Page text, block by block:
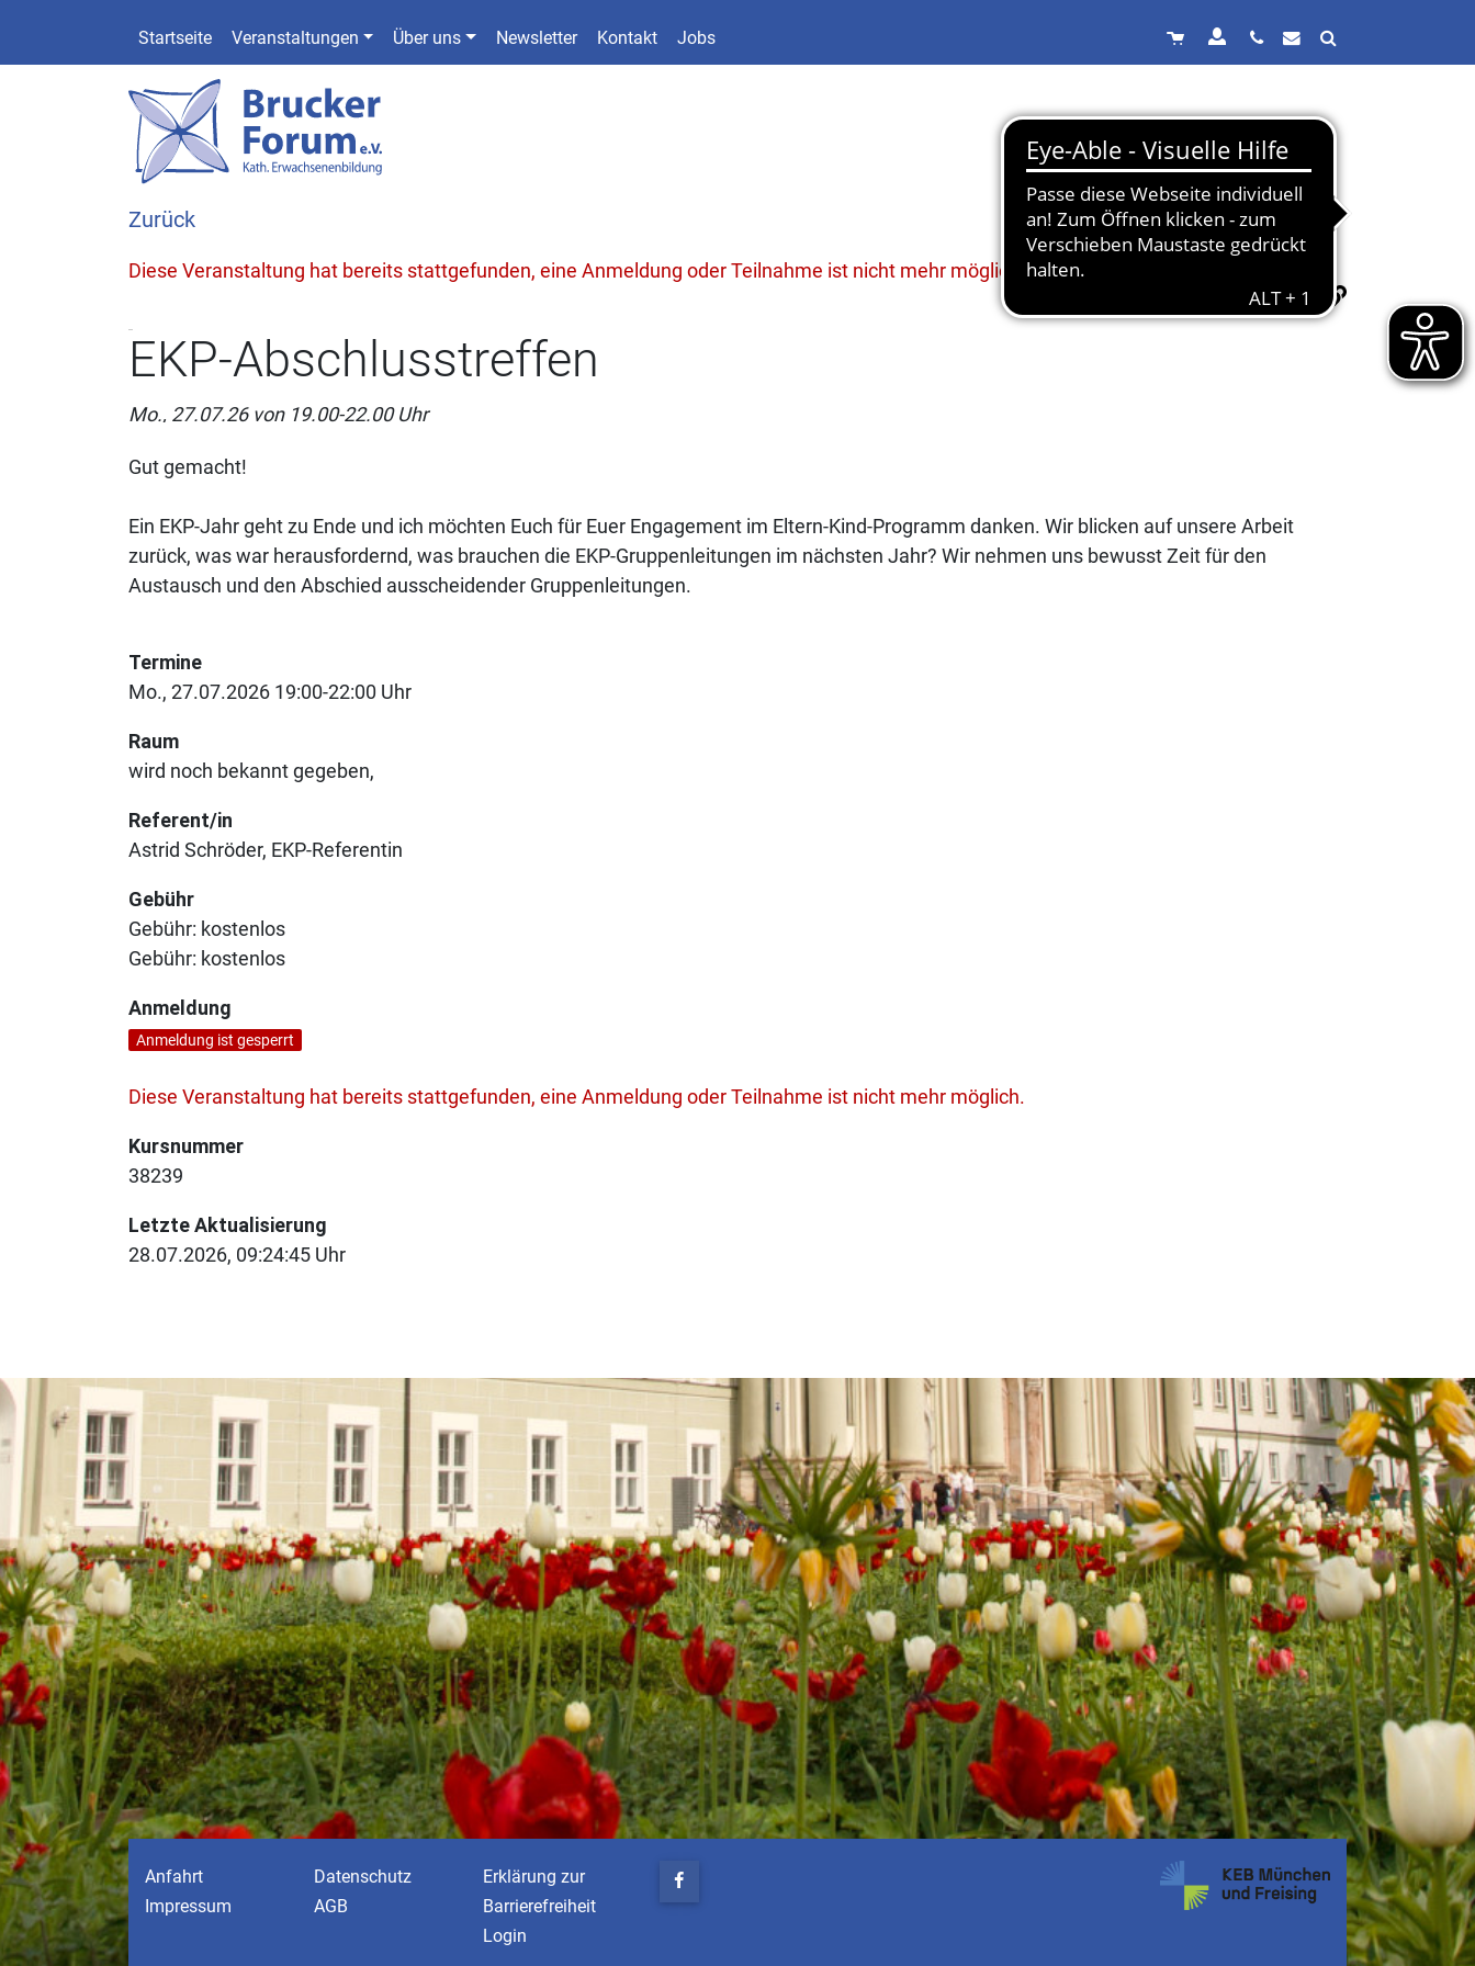
Startseite Veranstaltungen Über uns Newsletter Kontakt Jobs
Zurück
Diese Veranstaltung hat bereits stattgefunden, eine Anmeldung oder Teilnahme ist nicht mehr möglich.
EKP-Abschlusstreffen
Mo., 27.07.26 von 19.00-22.00 Uhr
Gut gemacht!
Ein EKP-Jahr geht zu Ende und ich möchten Euch für Euer Engagement im Eltern-Kind-Programm danken. Wir blicken auf unsere Arbeit
zurück, was war herausfordernd, was brauchen die EKP-Gruppenleitungen im nächsten Jahr? Wir nehmen uns bewusst Zeit für den
Austausch und den Abschied ausscheidender Gruppenleitungen.
Termine
Mo., 27.07.2026 19:00-22:00 Uhr
Raum
wird noch bekannt gegeben
Referent/in
Astrid Schröder, EKP-Referentin
Gebühr
Gebühr: kostenlos
Gebühr: kostenlos
Anmeldung
Anmeldung ist gesperrt
Diese Veranstaltung hat bereits stattgefunden, eine Anmeldung oder Teilnahme ist nicht mehr möglich.
Kursnummer
38239
Letzte Aktualisierung
28.07.2026, 09:24:45 Uhr
Anfahrt
Impressum
Datenschutz
AGB
Erklärung zur
Barrierefreiheit
Login